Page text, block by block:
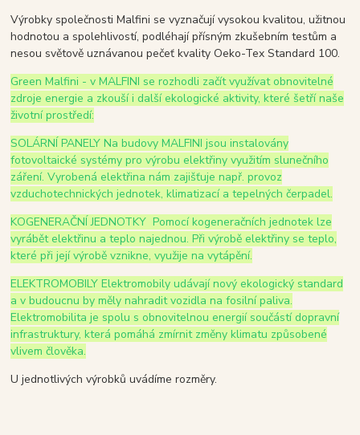
Výrobky společnosti Malfini se vyznačují vysokou kvalitou, užitnou
hodnotou a spolehlivostí, podléhají přísným zkušebním testům a
nesou světově uznávanou pečeť kvality Oeko-Tex Standard 100.
Green Malfini - v MALFINI se rozhodli začít využívat obnovitelné
zdroje energie a zkouší i další ekologické aktivity, které šetří naše
životní prostředí:
SOLÁRNÍ PANELY Na budovy MALFINI jsou instalovány
fotovoltaické systémy pro výrobu elektřiny využitím slunečního
záření. Vyrobená elektřina nám zajišťuje např. provoz
vzduchotechnických jednotek, klimatizací a tepelných čerpadel.
KOGENERAČNÍ JEDNOTKY Pomocí kogeneračních jednotek lze
vyrábět elektřinu a teplo najednou. Při výrobě elektřiny se teplo,
které při její výrobě vznikne, využije na vytápění.
ELEKTROMOBILY Elektromobily udávají nový ekologický standard
a v budoucnu by měly nahradit vozidla na fosilní paliva.
Elektromobilita je spolu s obnovitelnou energií součástí dopravní
infrastruktury, která pomáhá zmírnit změny klimatu způsobené
vlivem člověka.
U jednotlivých výrobků uvádíme rozměry.